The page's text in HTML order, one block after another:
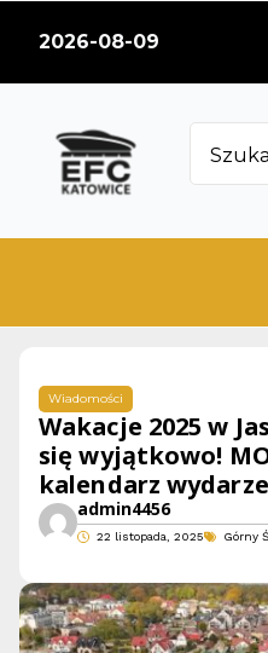
2026-08-09
Wiadomości
Wakacje 2025 w
się wyjątkowo!
kalendarz
admin4456
22 listopada, 2025 Górny